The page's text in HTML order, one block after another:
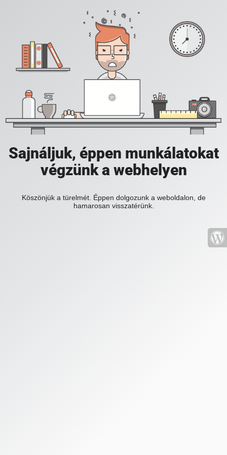
Sajnáljuk, éppen munkálatokat
végzünk a webhelyen
Köszönjük a türelmét. Éppen dolgozunk a weboldalon, de
hamarosan visszatérünk.